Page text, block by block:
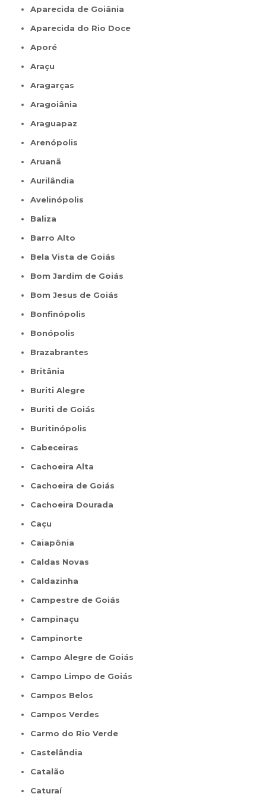
Aparecida de Goiânia
Aparecida do Rio Doce
Aporé
Araçu
Aragarças
Aragoiânia
Araguapaz
Arenópolis
Aruanã
Aurilândia
Avelinópolis
Baliza
Barro Alto
Bela Vista de Goiás
Bom Jardim de Goiás
Bom Jesus de Goiás
Bonfinópolis
Bonópolis
Brazabrantes
Britânia
Buriti Alegre
Buriti de Goiás
Buritinópolis
Cabeceiras
Cachoeira Alta
Cachoeira de Goiás
Cachoeira Dourada
Caçu
Caiapônia
Caldas Novas
Caldazinha
Campestre de Goiás
Campinaçu
Campinorte
Campo Alegre de Goiás
Campo Limpo de Goiás
Campos Belos
Campos Verdes
Carmo do Rio Verde
Castelândia
Catalão
Caturaí